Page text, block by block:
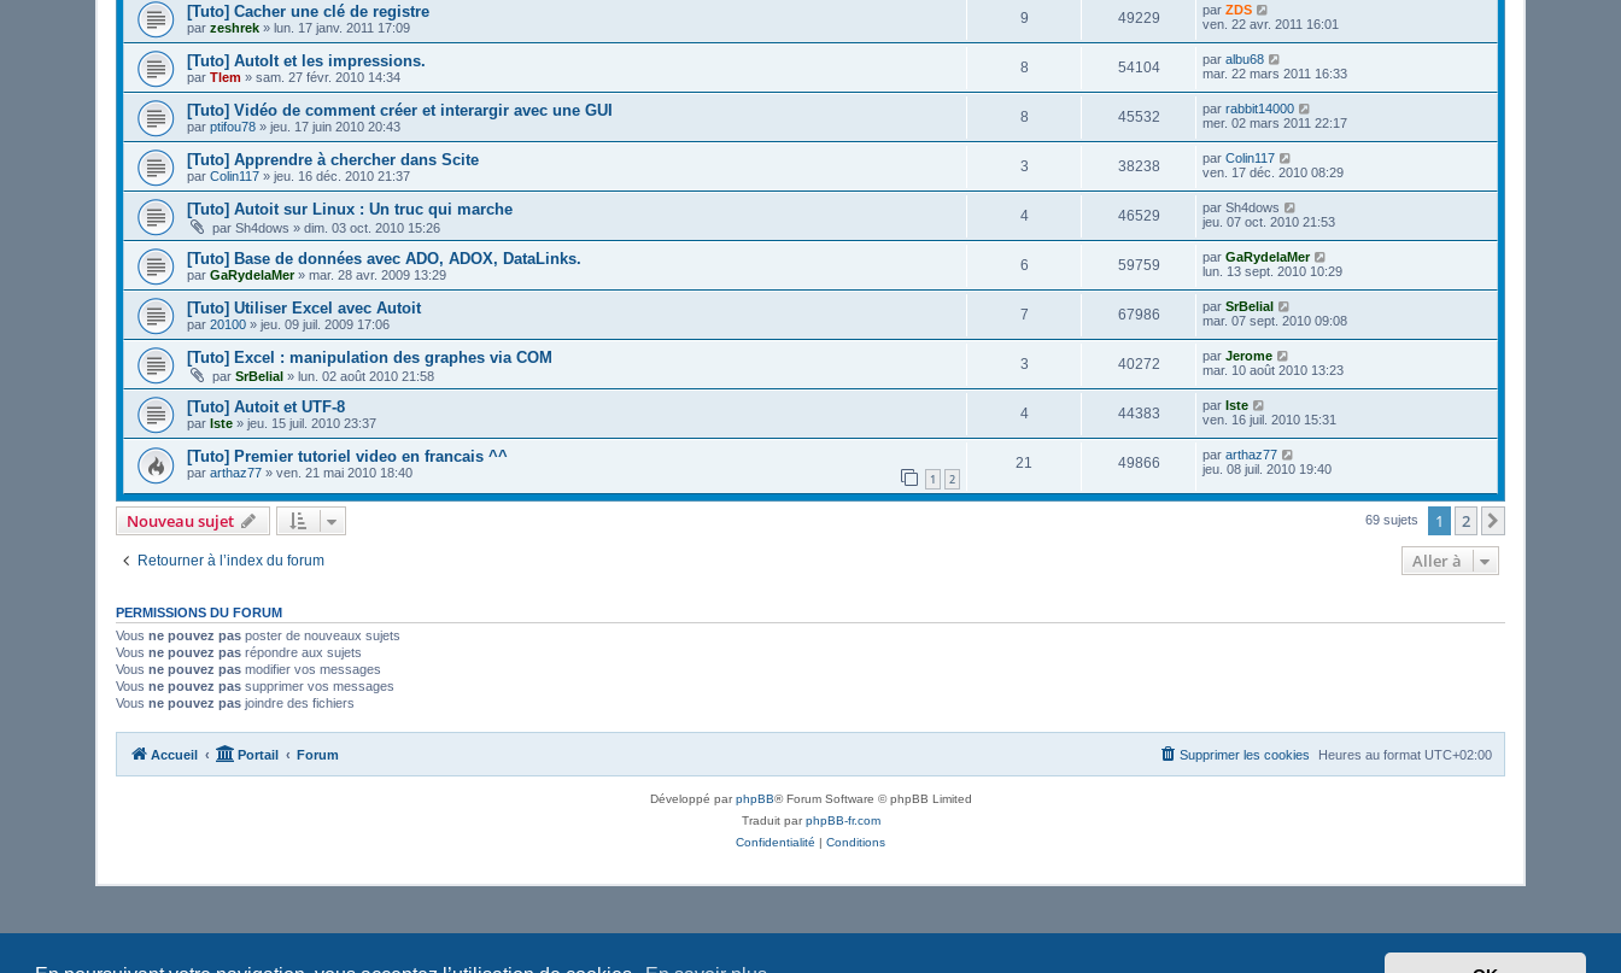
[Tuto] Cacher une clé de registre
par zeshrek » lun. 17 janv. 2011 17:09
9 49229 par ZDS
ven. 22 avr. 2011 16:01
[Tuto] AutoIt et les impressions.
par Tlem » sam. 27 févr. 2010 14:34
8 54104 par albu68
mar. 22 mars 2011 16:33
[Tuto] Vidéo de comment créer et interargir avec une GUI
par ptifou78 » jeu. 17 juin 2010 20:43
8 45532 par rabbit14000
mer. 02 mars 2011 22:17
[Tuto] Apprendre à chercher dans Scite
par Colin117 » jeu. 16 déc. 2010 21:37
3 38238 par Colin117
ven. 17 déc. 2010 08:29
[Tuto] Autoit sur Linux : Un truc qui marche
par Sh4dows » dim. 03 oct. 2010 15:26
4 46529 par Sh4dows
jeu. 07 oct. 2010 21:53
[Tuto] Base de données avec ADO, ADOX, DataLinks.
par GaRydelaMer» mar. 28 avr. 2009 13:29
6 59759 par GaRydelaMer
lun. 13 sept. 2010 10:29
[Tuto] Utiliser Excel avec Autoit
par 20100 » jeu. 09 juil. 2009 17:06
7 67986 par SrBelial
mar. 07 sept. 2010 09:08
[Tuto] Excel : manipulation des graphes via COM
par SrBelial » lun. 02 août 2010 21:58
3 40272 par Jerome
mar. 10 août 2010 13:23
[Tuto] Autoit et UTF-8
par Iste » jeu. 15 juil. 2010 23:37
4 44383 par Iste
ven. 16 juil. 2010 15:31
[Tuto] Premier tutoriel video en francais ^^
par arthaz77 » ven. 21 mai 2010 18:40 1 2
21 49866 par arthaz77
jeu. 08 juil. 2010 19:40
Nouveau sujet 69 sujets 1 2
Retourner à l’index du forum Aller à
PERMISSIONS DU FORUM
Vous ne pouvez pas poster de nouveaux sujets
Vous ne pouvez pas répondre aux sujets
Vous ne pouvez pas modifier vos messages
Vous ne pouvez pas supprimer vos messages
Vous ne pouvez pas joindre des fichiers
Accueil Portail Forum Heures au format UTC+02:00
Supprimer les cookies
Développé parphpBB® Forum Software © phpBB Limited
Traduit parphpBB-fr.com
Confidentialité | Conditions